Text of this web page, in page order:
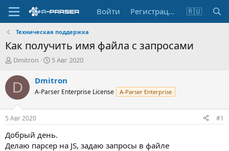
Войти Регистрация 🇷🇺
Техническая поддержка
Как получить имя файла с запросами
А
т
т
м
ы
Dmitron
Д
т
н
а
л
5 Авг 2020
D Dmitron
A-Parser Enterprise License A-Parser Enterprise
5 Авг 2020 #1
Добрый день.
Делаю парсер на JS, задаю запросы в файле